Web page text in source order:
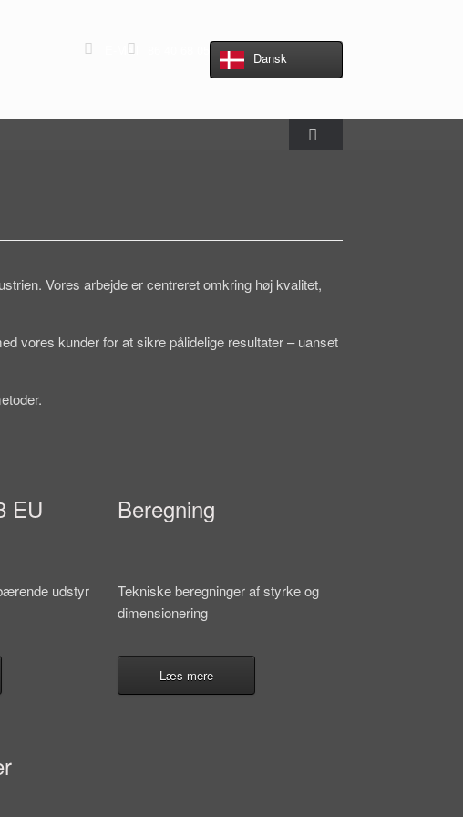
E-Mail Dansk
Vores arbejde er centreret omkring høj kvalitet,
vores kunder for at sikre pålidelige resultater – uanset
EU
udstyr
Beregning
Tekniske beregninger af styrke og
dimensionering
Læs mere